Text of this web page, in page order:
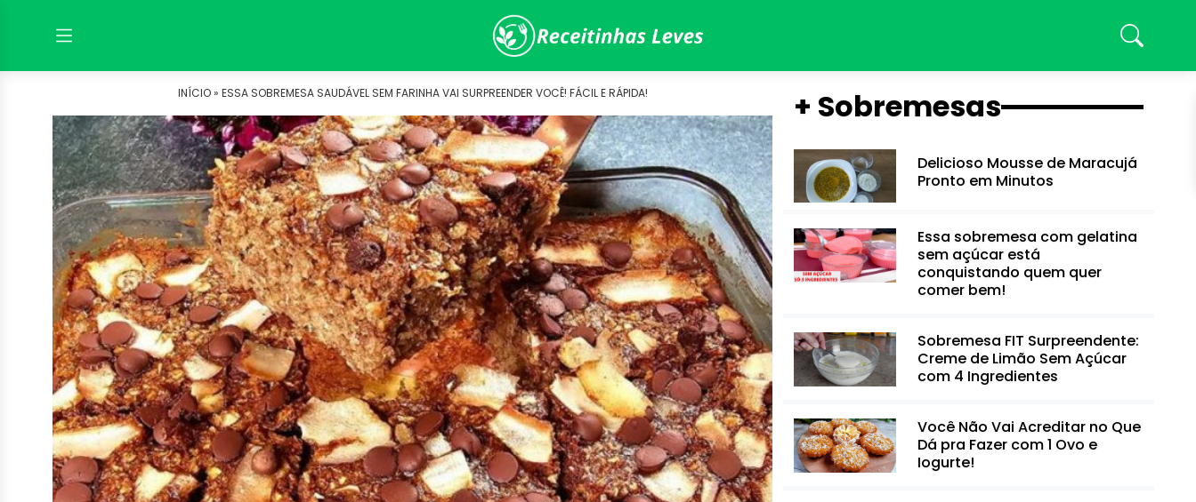
INÍCIO » ESSA SOBREMESA SAUDÁVEL SEM FARINHA VAI SURPREENDER VOCÊ! FÁCIL E RÁPIDA! + Sobremesas
Delicioso Mousse de Maracujá
Pronto em Minutos
Essa sobremesa com gelatina
sem açúcar está
conquistando quem quer
comer bem!
Sobremesa FIT Surpreendente:
Creme de Limão Sem Açúcar
com 4 Ingredientes
Você Não Vai Acreditar no Que
Dá pra Fazer com 1 Ovo e
Iogurte!